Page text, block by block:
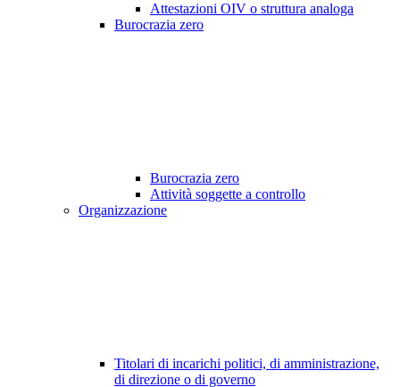
Attestazioni OIV o struttura analoga
Burocrazia zero
Burocrazia zero
Attività soggette a controllo
Organizzazione
Titolari di incarichi politici, di amministrazione,
di direzione o di governo